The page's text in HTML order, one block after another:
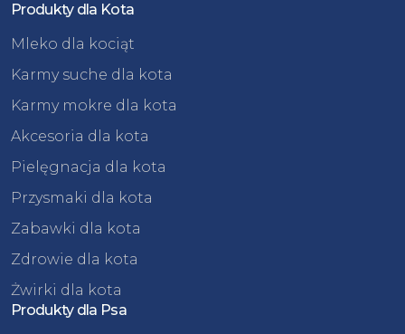
Produkty dla Kota
Mleko dla kociąt
Karmy suche dla kota
Karmy mokre dla kota
Akcesoria dla kota
Pielęgnacja dla kota
Przysmaki dla kota
Zabawki dla kota
Zdrowie dla kota
Żwirki dla kota
Produkty dla Psa